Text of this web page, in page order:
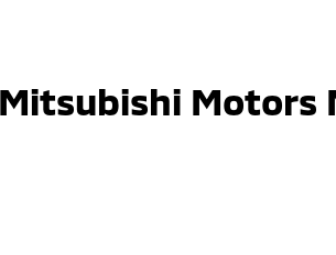
Motors